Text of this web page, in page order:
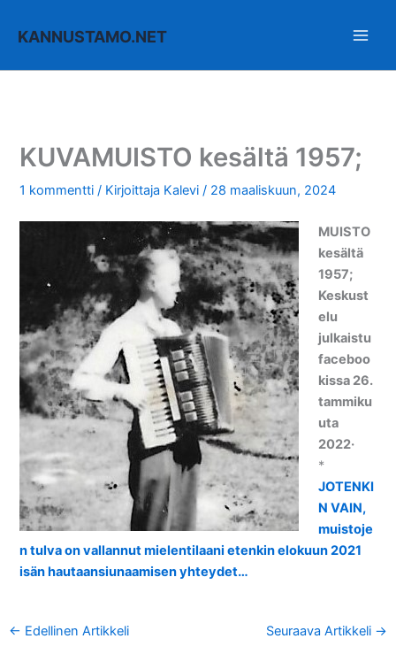
sisältöön
KANNUSTAMO.NET
KUVAMUISTO kesältä 1957;
1 kommentti / Kirjoittaja Kalevi/ 28 maaliskuun, 2024
MUISTO
kesältä
1957;
Keskust
elu
julkaistu
faceboo
kissa 26.
tammiku
uta
2022·
*
JOTENKI
N VAIN,
muistoje
n tulva on vallannut mielentilaani etenkin elokuun 2021
isän hautaansiunaamisen yhteydet…
← Edellinen Artikkeli Seuraava Artikkeli →